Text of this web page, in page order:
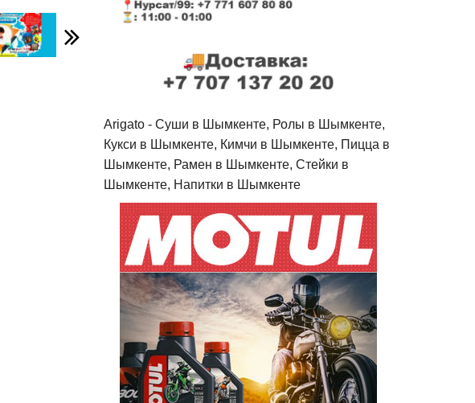
Arigato - Cуши в Шымкенте, Ролы в Шымкенте,
Кукси в Шымкенте, Кимчи в Шымкенте, Пицца в
Шымкенте, Рамен в Шымкенте, Стейки в
Шымкенте, Напитки в Шымкенте